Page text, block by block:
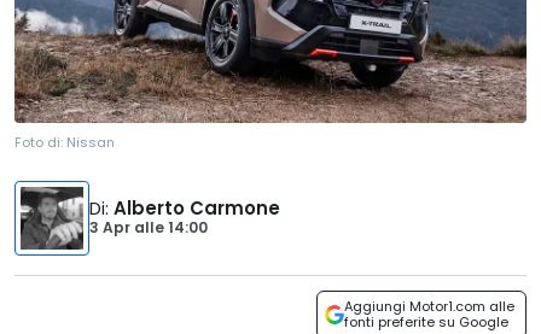
Foto di: Nissan
Di: Alberto Carmone
3 Apr alle14:00
Aggiungi Motor1.com alle
fonti preferite su Google